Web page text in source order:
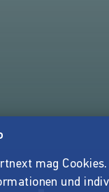
mag
und